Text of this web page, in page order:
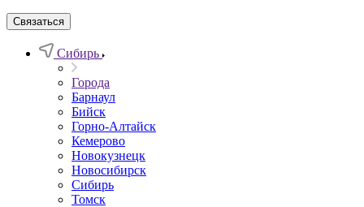
Связаться
Сибирь
Города
Барнаул
Бийск
Горно-Алтайск
Кемерово
Новокузнецк
Новосибирск
Сибирь
Томск